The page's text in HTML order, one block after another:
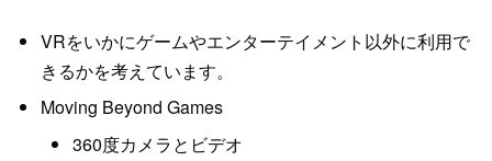
VRをいかにゲームやエンターテイメント以外に利用で
きるかを考えています。
Moving Beyond Games
360度カメラとビデオ